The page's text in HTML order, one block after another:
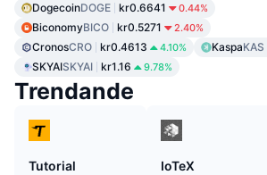
DogecoinDOGE kr0.6641 0.44%
BiconomyBICO kr0.5271 2.40%
CronosCRO kr0.4613 4.10% KaspaKAS
SKYAISKYAI kr1.16 9.78%
Trendande
Tutorial
IoTeX